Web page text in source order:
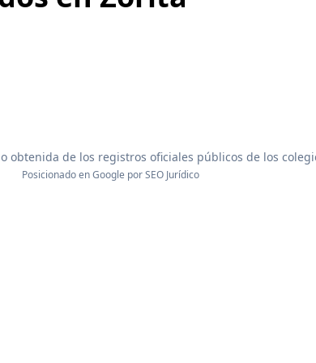
obtenida de los registros oficiales públicos de los
Posicionado en Google porSEO Jurídico